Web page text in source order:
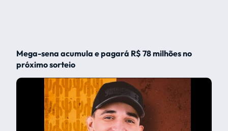
Mega-sena acumula e pagará R$ 78 milhões no
próximo sorteio